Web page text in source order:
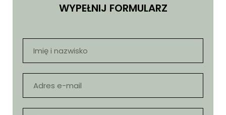
WYPEŁNIJ FORMULARZ